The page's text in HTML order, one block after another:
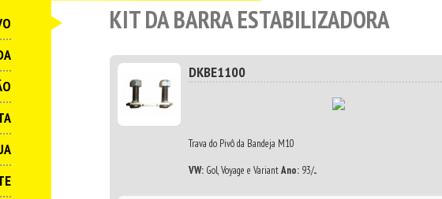
KIT DA BARRA ESTABILIZADORA
DKBE1100
Trava do Pivô da Bandeja M10
VW: Gol, Voyage e VariantAno: 93/...